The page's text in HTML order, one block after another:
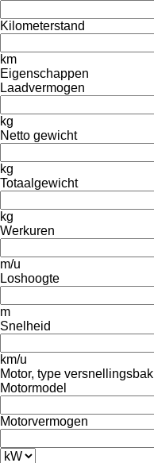
Kilometerstand
km
Eigenschappen
Laadvermogen
kg
Netto gewicht
kg
Totaalgewicht
kg
Werkuren
m/u
Loshoogte
m
Snelheid
km/u
Motor, type versnellingsbak
Motormodel
Motorvermogen